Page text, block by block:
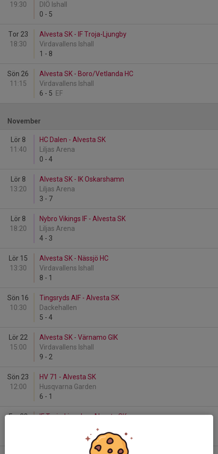
19:30
DIÖ Ishall
0 - 5
Tor 23
18:30
Alvesta SK - IF Troja-Ljungby
Virdavallens Ishall
1 - 8
Sön 26
11:15
Alvesta SK - Boro/Vetlanda HC
Virdavallens Ishall
6 - 5 EF
November
Lör 8
11:40
HC Dalen - Alvesta SK
Liljas Arena
0 - 4
Lör 8
13:20
Alvesta SK - IK Oskarshamn
Liljas Arena
3 - 7
Lör 8
18:20
Nybro Vikings IF - Alvesta SK
Liljas Arena
4 - 3
Lör 15
13:30
Alvesta SK - Nässjö HC
Virdavallens Ishall
8 - 1
Sön 16
10:30
Tingsryds AIF - Alvesta SK
Dackehallen
5 - 4
Lör 22
15:00
Alvesta SK - Värnamo GIK
Virdavallens Ishall
9 - 2
Sön 23
12:00
HV 71 - Alvesta SK
Husqvarna Garden
6 - 1
Fre 28
IF Troja-Ljungby - Alvesta SK